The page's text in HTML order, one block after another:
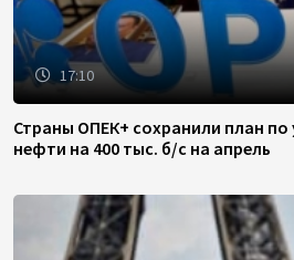
17:10
Страны ОПЕК+ сохранили план
нефти на 400 тыс. б/с на апрель